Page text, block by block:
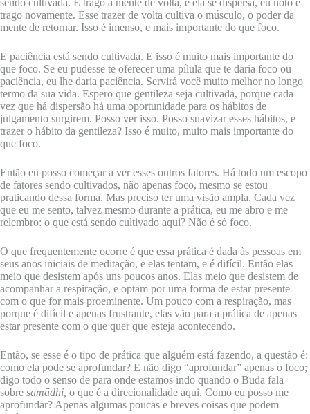
trago novamente. Esse trazer de volta cultiva o músculo, o poder da
mente de retornar. Isso é imenso, e mais importante do que foco.
E paciência está sendo cultivada. E isso é muito mais importante do
que foco. Se eu pudesse te oferecer uma pílula que te daria foco ou
paciência, eu lhe daria paciência. Servirá você muito melhor no longo
termo da sua vida. Espero que gentileza seja cultivada, porque cada
vez que há dispersão há uma oportunidade para os hábitos de
julgamento surgirem. Posso ver isso. Posso suavizar esses hábitos, e
trazer o hábito da gentileza? Isso é muito, muito mais importante do
que foco.
Então eu posso começar a ver esses outros fatores. Há todo um escopo
de fatores sendo cultivados, não apenas foco, mesmo se estou
praticando dessa forma. Mas preciso ter uma visão ampla. Cada vez
que eu me sento, talvez mesmo durante a prática, eu me abro e me
relembro: o que está sendo cultivado aqui? Não é só foco.
O que frequentemente ocorre é que essa prática é dada às pessoas em
seus anos iniciais de meditação, e elas tentam, e é difícil. Então elas
meio que desistem após uns poucos anos. Elas meio que desistem de
acompanhar a respiração, e optam por uma forma de estar presente
com o que for mais proeminente. Um pouco com a respiração, mas
porque é difícil e apenas frustrante, elas vão para a prática de apenas
estar presente com o que quer que esteja acontecendo.
Então, se esse é o tipo de prática que alguém está fazendo, a questão é:
como ela pode se aprofundar? E não digo “aprofundar” apenas o foco;
digo todo o senso de para onde estamos indo quando o Buda fala
sobre samādhi, o que é a direcionalidade aqui. Como eu posso me
aprofundar? Apenas algumas poucas e breves coisas que podem